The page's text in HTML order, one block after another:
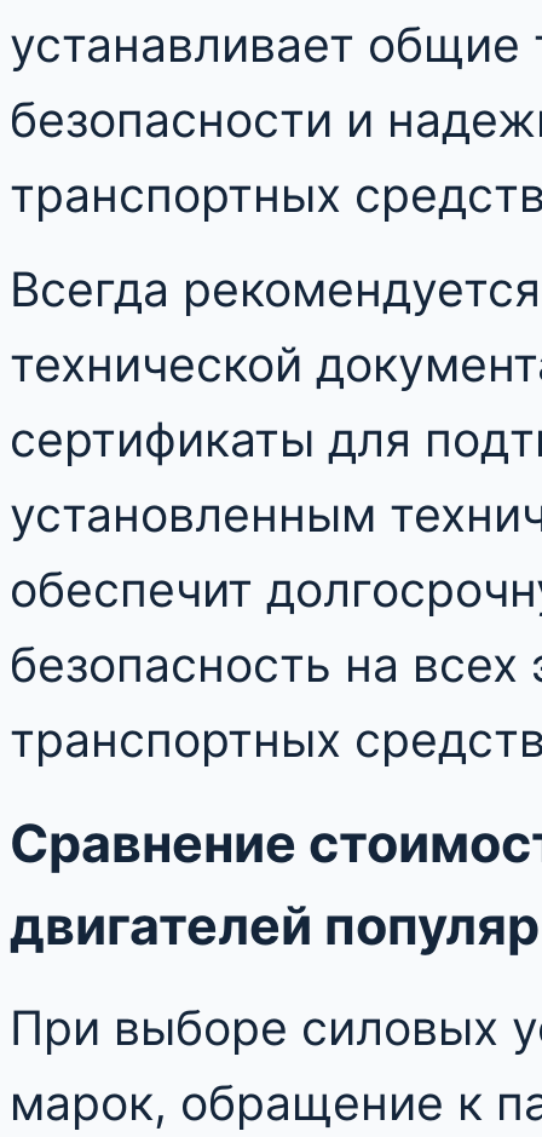
устанавливает общие
безопасности и
транспортных
Всегда
технической
сертификаты для
установленным
обеспечит
безопасность на всех
транспортных
Сравнение
двигателей
При выборе силовых
марок, обращение к